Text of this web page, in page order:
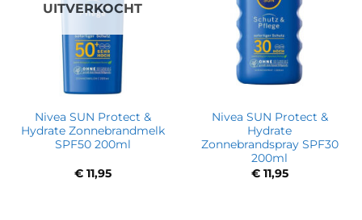
UITVERKOCHT
Nivea SUN Protect &
Hydrate Zonnebrandmelk
SPF50 200ml
€11,95
Nivea SUN Protect &
Hydrate
Zonnebrandspray SPF30
200ml
€11,95